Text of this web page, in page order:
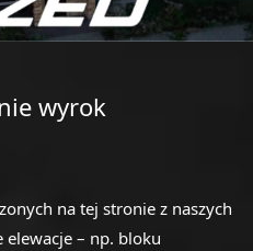
wyrok
na tej stronie z naszych
elewacje – np. bloku